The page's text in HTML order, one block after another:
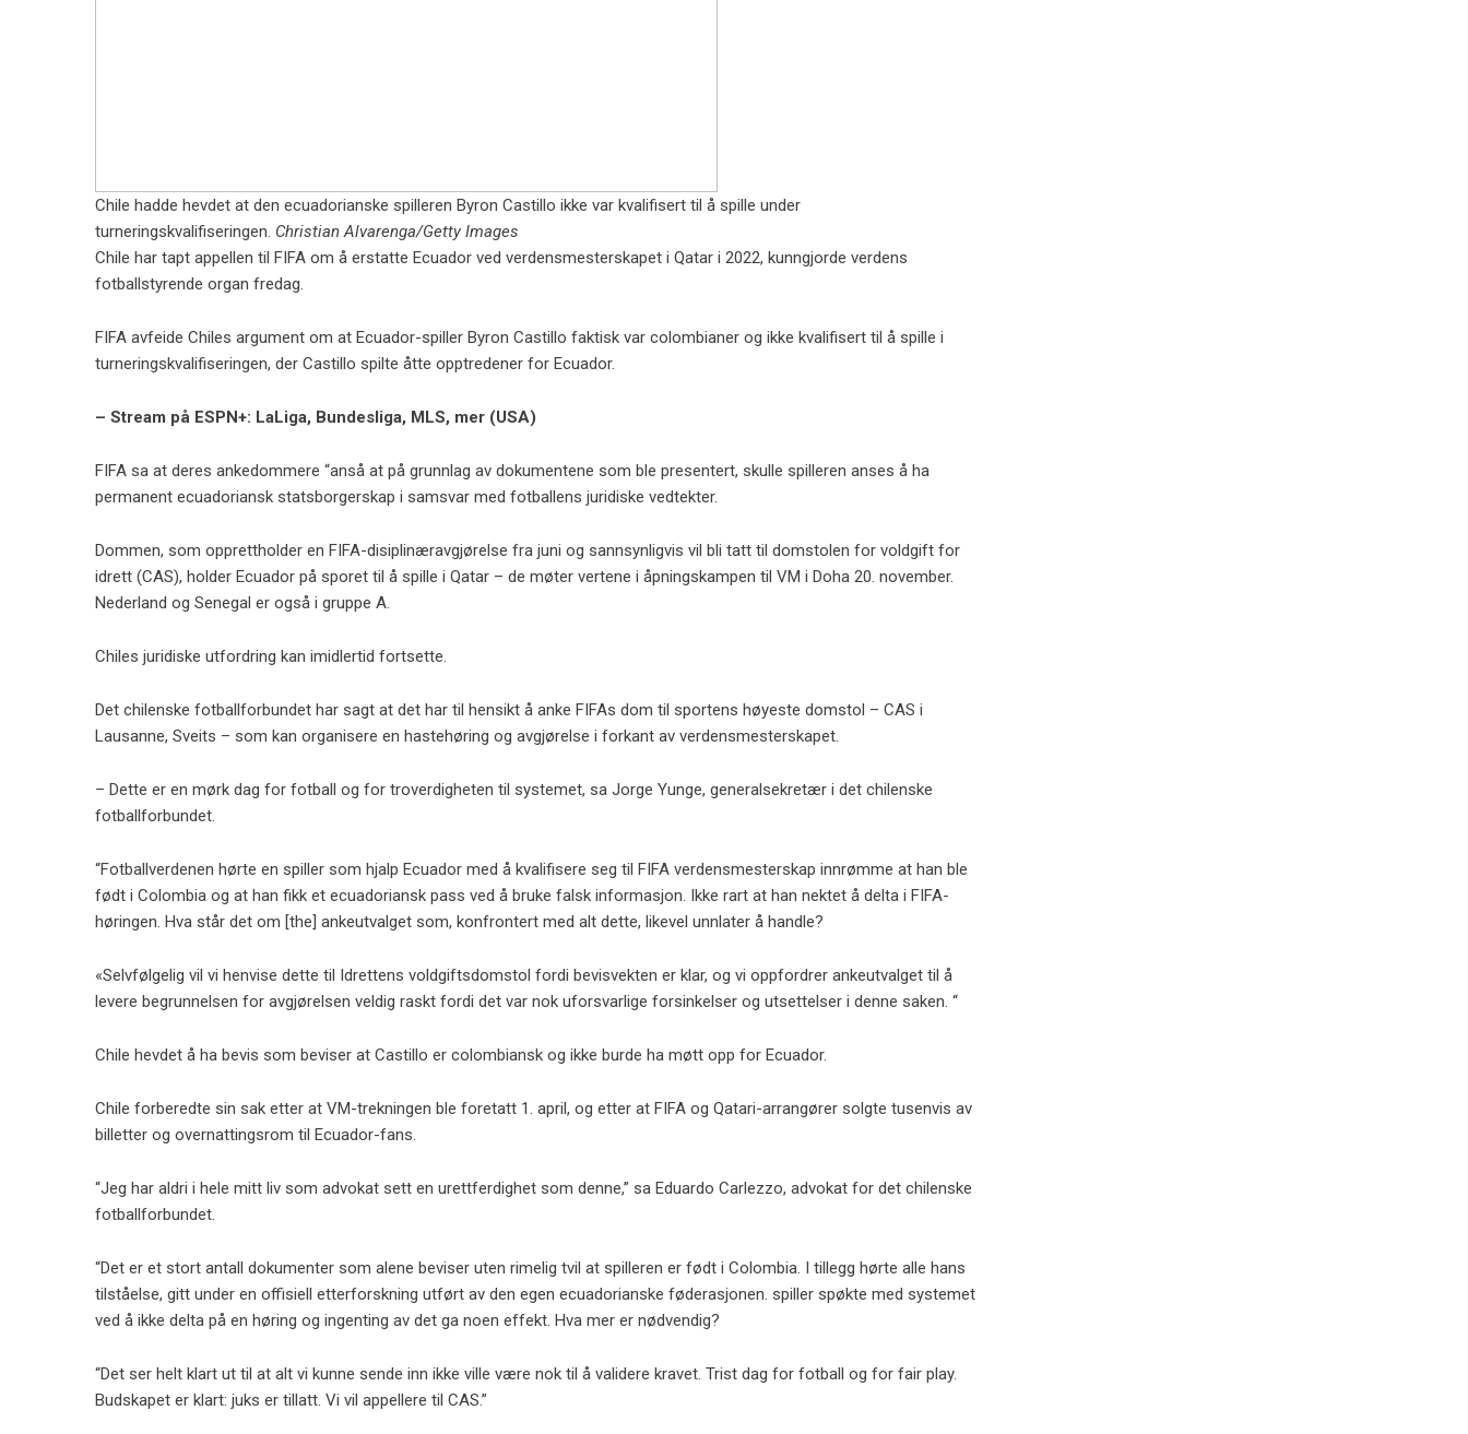
Chile hadde hevdet at den ecuadorianske spilleren Byron Castillo ikke var kvalifisert til å spille under
turneringskvalifiseringen. Christian Alvarenga/Getty Images
Chile har tapt appellen til FIFA om å erstatte Ecuador ved verdensmesterskapet i Qatar i 2022, kunngjorde verdens
fotballstyrende organ fredag.
FIFA avfeide Chiles argument om at Ecuador-spiller Byron Castillo faktisk var colombianer og ikke kvalifisert til å spille i
turneringskvalifiseringen, der Castillo spilte åtte opptredener for Ecuador.
– Stream på ESPN+: LaLiga, Bundesliga, MLS, mer (USA)
FIFA sa at deres ankedommere “anså at på grunnlag av dokumentene som ble presentert, skulle spilleren anses å ha
permanent ecuadoriansk statsborgerskap i samsvar med fotballens juridiske vedtekter.
Dommen, som opprettholder en FIFA-disiplinæravgjørelse fra juni og sannsynligvis vil bli tatt til domstolen for voldgift for
idrett (CAS), holder Ecuador på sporet til å spille i Qatar – de møter vertene i åpningskampen til VM i Doha 20. november.
Nederland og Senegal er også i gruppe A.
Chiles juridiske utfordring kan imidlertid fortsette.
Det chilenske fotballforbundet har sagt at det har til hensikt å anke FIFAs dom til sportens høyeste domstol – CAS i
Lausanne, Sveits – som kan organisere en hastehøring og avgjørelse i forkant av verdensmesterskapet.
– Dette er en mørk dag for fotball og for troverdigheten til systemet, sa Jorge Yunge, generalsekretær i det chilenske
fotballforbundet.
“Fotballverdenen hørte en spiller som hjalp Ecuador med å kvalifisere seg til FIFA verdensmesterskap innrømme at han ble
født i Colombia og at han fikk et ecuadoriansk pass ved å bruke falsk informasjon. Ikke rart at han nektet å delta i FIFA-
høringen. Hva står det om [the] ankeutvalget som, konfrontert med alt dette, likevel unnlater å handle?
«Selvfølgelig vil vi henvise dette til Idrettens voldgiftsdomstol fordi bevisvekten er klar, og vi oppfordrer ankeutvalget til å
levere begrunnelsen for avgjørelsen veldig raskt fordi det var nok uforsvarlige forsinkelser og utsettelser i denne saken. “
Chile hevdet å ha bevis som beviser at Castillo er colombiansk og ikke burde ha møtt opp for Ecuador.
Chile forberedte sin sak etter at VM-trekningen ble foretatt 1. april, og etter at FIFA og Qatari-arrangører solgte tusenvis av
billetter og overnattingsrom til Ecuador-fans.
“Jeg har aldri i hele mitt liv som advokat sett en urettferdighet som denne,” sa Eduardo Carlezzo, advokat for det chilenske
fotballforbundet.
“Det er et stort antall dokumenter som alene beviser uten rimelig tvil at spilleren er født i Colombia. I tillegg hørte alle hans
tilståelse, gitt under en offisiell etterforskning utført av den egen ecuadorianske føderasjonen. spiller spøkte med systemet
ved å ikke delta på en høring og ingenting av det ga noen effekt. Hva mer er nødvendig?
“Det ser helt klart ut til at alt vi kunne sende inn ikke ville være nok til å validere kravet. Trist dag for fotball og for fair play.
Budskapet er klart: juks er tillatt. Vi vil appellere til CAS.”